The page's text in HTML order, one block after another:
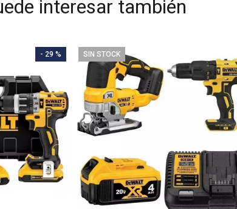
interesar también
- 29 % SIN STOCK